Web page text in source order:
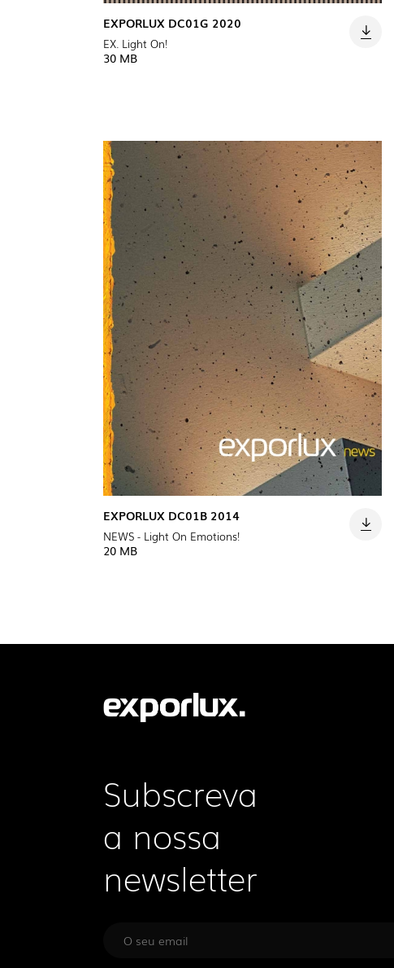
DENÚNCIAS
EXPORLUX DC01G 2020
EX. Light On!
30 MB
EXPORLUX DC01B 2014
NEWS - Light On Emotions!
20 MB
Subscreva
a nossa
newsletter